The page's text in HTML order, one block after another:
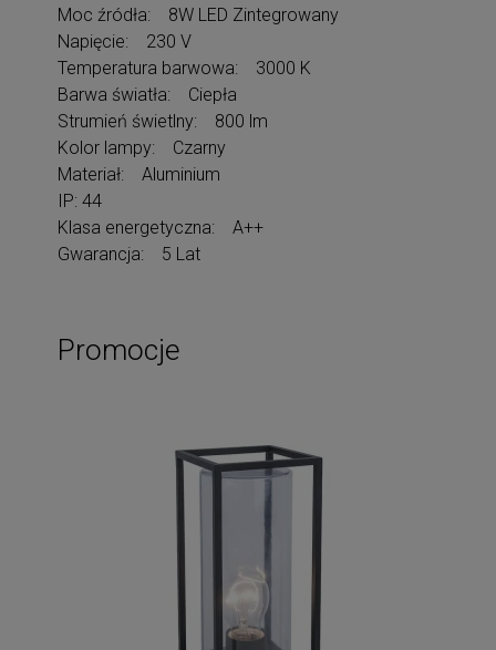
Moc źródła: 8W LED Zintegrowany
Napięcie: 230 V
Temperatura barwowa: 3000 K
Barwa światła: Ciepła
Strumień świetlny: 800 lm
Kolor lampy: Czarny
Materiał: Aluminium
IP: 44
Klasa energetyczna: A++
Gwarancja: 5 Lat
Promocje